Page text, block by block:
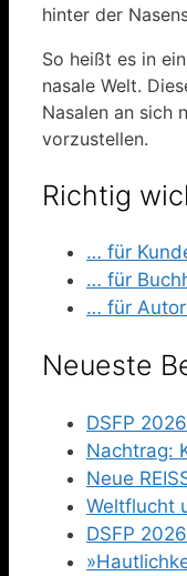
hinter der
So heißt es in
nasale Welt.
Nasalen an sich
vorzustellen.
Richtig
… für
… für
… für
Neueste
DSFP
Nachtrag:
Neue
Weltflucht
DSFP